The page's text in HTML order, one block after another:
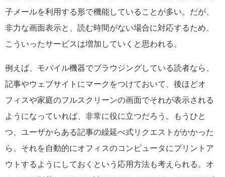
子メールを利用する形で機能していることが多い。だが、
非力な画面表示と、読む時間がない場合に対応するため、
こういったサービスは増加していくと思われる。
例えば、モバイル機器でブラウジングしている読者なら、
記事やウェブサイトにマークをつけておいて、後ほどオ
フィスや家庭のフルスクリーンの画面でそれが表示される
ようになっていれば、非常に役に立つだろう。もうひと
つ、ユーザからある記事の繰延べ式リクエストがかかった
ら、それを自動的にオフィスのコンピュータにプリントア
ウトするようにしておくという応用方法も考えられる。オ